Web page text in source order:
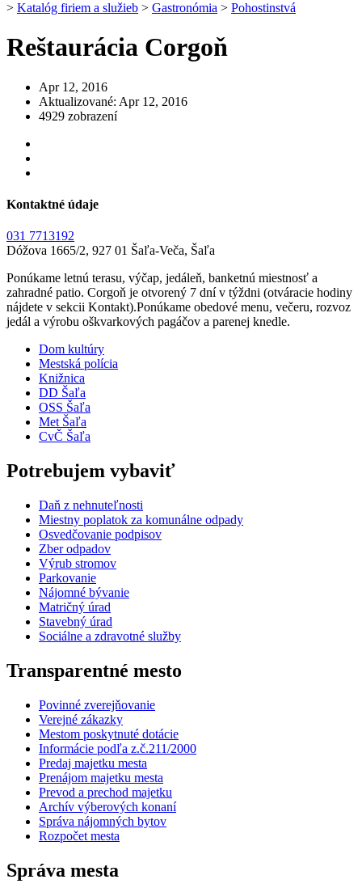
> Katalóg firiem a služieb > Gastronómia > Pohostinstvá
Reštaurácia Corgoň
Apr 12, 2016
Aktualizované: Apr 12, 2016
4929 zobrazení
Kontaktné údaje
031 7713192
Dóžova 1665/2, 927 01 Šaľa-Veča, Šaľa
Ponúkame letnú terasu, výčap, jedáleň, banketnú miestnosť a
zahradné patio. Corgoň je otvorený 7 dní v týždni (otváracie hodiny
nájdete v sekcii Kontakt).Ponúkame obedové menu, večeru, rozvoz
jedál a výrobu oškvarkových pagáčov a parenej knedle.
Dom kultúry
Mestská polícia
Knižnica
DD Šaľa
OSS Šaľa
Met Šaľa
CvČ Šaľa
Potrebujem vybaviť
Daň z nehnuteľnosti
Miestny poplatok za komunálne odpady
Osvedčovanie podpisov
Zber odpadov
Výrub stromov
Parkovanie
Nájomné bývanie
Matričný úrad
Stavebný úrad
Sociálne a zdravotné služby
Transparentné mesto
Povinné zverejňovanie
Verejné zákazky
Mestom poskytnuté dotácie
Informácie podľa z.č.211/2000
Predaj majetku mesta
Prenájom majetku mesta
Prevod a prechod majetku
Archív výberových konaní
Správa nájomných bytov
Rozpočet mesta
Správa mesta